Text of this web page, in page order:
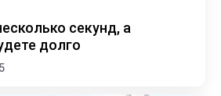
секунд, а
долго